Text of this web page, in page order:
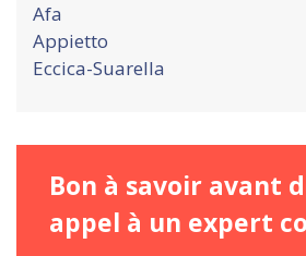
Afa
Appietto
Eccica-Suarella
Bon à savoir avant
appel à un expert